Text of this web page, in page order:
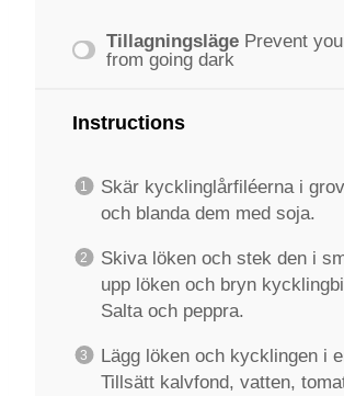
Tillagningsläge Prevent
from going dark
Instructions
Skär kycklinglårfiléerna i
och blanda dem med soja.
Skiva löken och stek den i
upp löken och bryn
Salta och peppra.
Lägg löken och kycklingen i
Tillsätt kalvfond, vatten,